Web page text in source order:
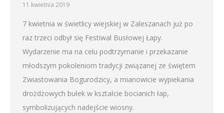
11 kwietnia 2019
7 kwietnia w świetlicy wiejskiej w Zaleszanach już po
raz trzeci odbył się Festiwal Busłowej Łapy.
Wydarzenie ma na celu podtrzymanie i przekazanie
młodszym pokoleniom tradycji związanej ze świętem
Zwiastowania Bogurodzicy, a mianowicie wypiekania
drożdżowych bułek w kształcie bocianich łap,
symbolizujących nadejście wiosny.